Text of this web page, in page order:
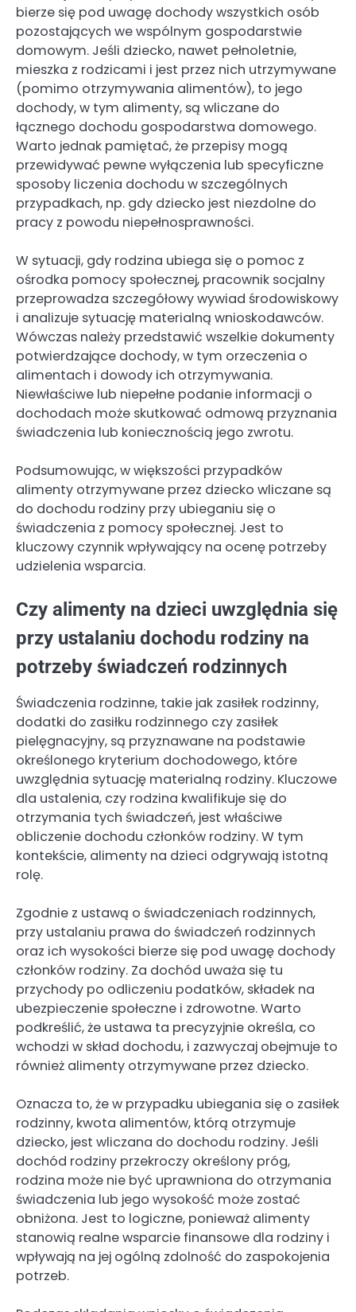
bierze się pod uwagę dochody wszystkich osób
pozostających we wspólnym gospodarstwie
domowym. Jeśli dziecko, nawet pełnoletnie,
mieszka z rodzicami i jest przez nich utrzymywane
(pomimo otrzymywania alimentów), to jego
dochody, w tym alimenty, są wliczane do
łącznego dochodu gospodarstwa domowego.
Warto jednak pamiętać, że przepisy mogą
przewidywać pewne wyłączenia lub specyficzne
sposoby liczenia dochodu w szczególnych
przypadkach, np. gdy dziecko jest niezdolne do
pracy z powodu niepełnosprawności.
W sytuacji, gdy rodzina ubiega się o pomoc z
ośrodka pomocy społecznej, pracownik socjalny
przeprowadza szczegółowy wywiad środowiskowy
i analizuje sytuację materialną wnioskodawców.
Wówczas należy przedstawić wszelkie dokumenty
potwierdzające dochody, w tym orzeczenia o
alimentach i dowody ich otrzymywania.
Niewłaściwe lub niepełne podanie informacji o
dochodach może skutkować odmową przyznania
świadczenia lub koniecznością jego zwrotu.
Podsumowując, w większości przypadków
alimenty otrzymywane przez dziecko wliczane są
do dochodu rodziny przy ubieganiu się o
świadczenia z pomocy społecznej. Jest to
kluczowy czynnik wpływający na ocenę potrzeby
udzielenia wsparcia.
Czy alimenty na dzieci uwzględnia się
przy ustalaniu dochodu rodziny na
potrzeby świadczeń rodzinnych
Świadczenia rodzinne, takie jak zasiłek rodzinny,
dodatki do zasiłku rodzinnego czy zasiłek
pielęgnacyjny, są przyznawane na podstawie
określonego kryterium dochodowego, które
uwzględnia sytuację materialną rodziny. Kluczowe
dla ustalenia, czy rodzina kwalifikuje się do
otrzymania tych świadczeń, jest właściwe
obliczenie dochodu członków rodziny. W tym
kontekście, alimenty na dzieci odgrywają istotną
rolę.
Zgodnie z ustawą o świadczeniach rodzinnych,
przy ustalaniu prawa do świadczeń rodzinnych
oraz ich wysokości bierze się pod uwagę dochody
członków rodziny. Za dochód uważa się tu
przychody po odliczeniu podatków, składek na
ubezpieczenie społeczne i zdrowotne. Warto
podkreślić, że ustawa ta precyzyjnie określa, co
wchodzi w skład dochodu, i zazwyczaj obejmuje to
również alimenty otrzymywane przez dziecko.
Oznacza to, że w przypadku ubiegania się o zasiłek
rodzinny, kwota alimentów, którą otrzymuje
dziecko, jest wliczana do dochodu rodziny. Jeśli
dochód rodziny przekroczy określony próg,
rodzina może nie być uprawniona do otrzymania
świadczenia lub jego wysokość może zostać
obniżona. Jest to logiczne, ponieważ alimenty
stanowią realne wsparcie finansowe dla rodziny i
wpływają na jej ogólną zdolność do zaspokojenia
potrzeb.